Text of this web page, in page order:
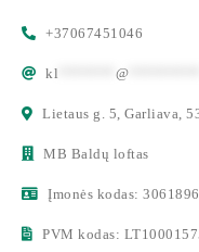
+37067451046
kl @
Lietaus g. 5, Garliava,
MB Baldų loftas
Įmonės kodas:
PVM kodas: